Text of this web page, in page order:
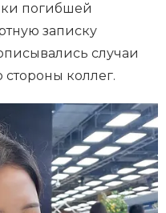
погибшей
записку
случаи
стороны коллег.